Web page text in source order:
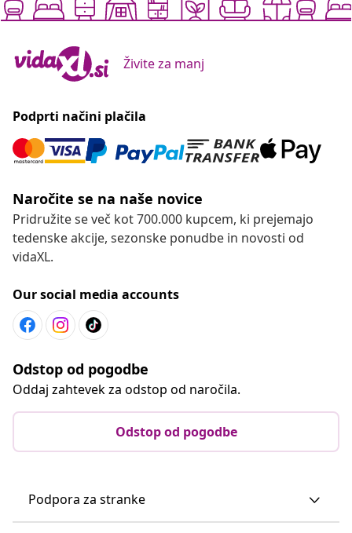
Živite za manj
Podprti načini plačila
Naročite se na naše novice
Pridružite se več kot 700.000 kupcem, ki prejemajo
tedenske akcije, sezonske ponudbe in novosti od
vidaXL.
Our social media accounts
Odstop od pogodbe
Oddaj zahtevek za odstop od naročila.
Odstop od pogodbe
Podpora za stranke